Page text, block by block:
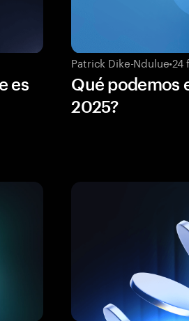
es
Patrick Dike-Ndulue•24
Qué podemos
2025?